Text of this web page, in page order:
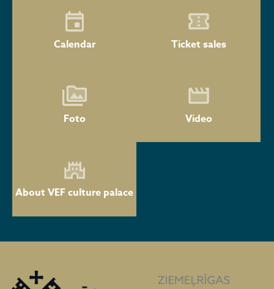
Calendar Ticket sales
Foto Video
About VEF culture palace